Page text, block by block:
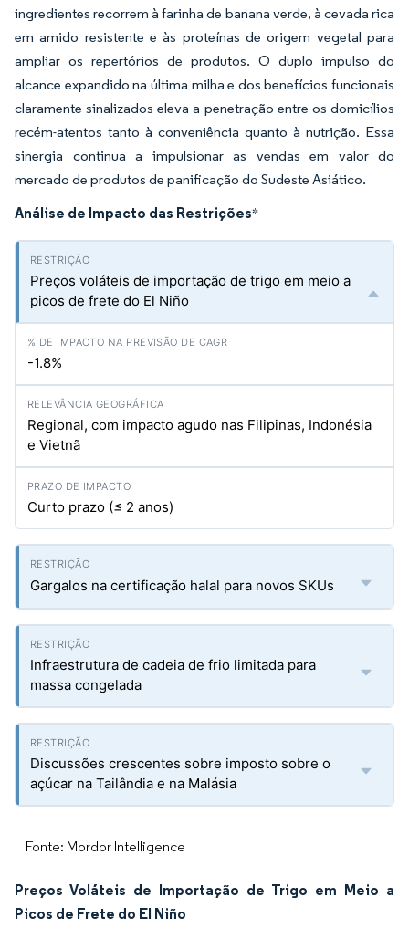
ingredientes recorrem à farinha de banana verde, à cevada rica
em amido resistente e às proteínas de origem vegetal para
ampliar os repertórios de produtos. O duplo impulso do
alcance expandido na última milha e dos benefícios funcionais
claramente sinalizados eleva a penetração entre os domicílios
recém-atentos tanto à conveniência quanto à nutrição. Essa
sinergia continua a impulsionar as vendas em valor do
mercado de produtos de panificação do Sudeste Asiático.
Análise de Impacto das Restrições*
Preços voláteis de importação de trigo em meio a
picos de frete do El Niño
-1.8%
Regional, com impacto agudo nas Filipinas, Indonésia
e Vietnã
Curto prazo (≤ 2 anos)
Gargalos na certificação halal para novos SKUs
Infraestrutura de cadeia de frio limitada para
massa congelada
Discussões crescentes sobre imposto sobre o
açúcar na Tailândia e na Malásia
Fonte: Mordor Intelligence
Preços Voláteis de Importação de Trigo em Meio a
Picos de Frete do El Niño